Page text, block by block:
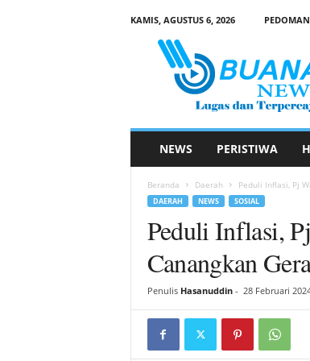
KAMIS, AGUSTUS 6, 2026
NEWS PERISTIWA
Beranda Daerah Peduli Inflasi, Pj
DAERAH NEWS SOSIAL
Peduli Inflasi,
Canangkan
Penulis Hasanuddin- 28 Februari